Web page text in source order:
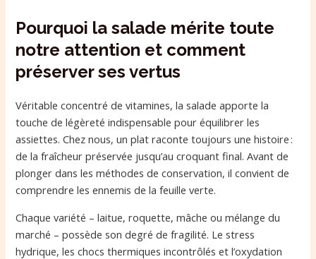
Pourquoi la salade mérite toute
notre attention et comment
préserver ses vertus
Véritable concentré de vitamines, la salade apporte la
touche de légèreté indispensable pour équilibrer les
assiettes. Chez nous, un plat raconte toujours une histoire :
de la fraîcheur préservée jusqu’au croquant final. Avant de
plonger dans les méthodes de conservation, il convient de
comprendre les ennemis de la feuille verte.
Chaque variété – laitue, roquette, mâche ou mélange du
marché – possède son degré de fragilité. Le stress
hydrique, les chocs thermiques incontrôlés et l’oxydation